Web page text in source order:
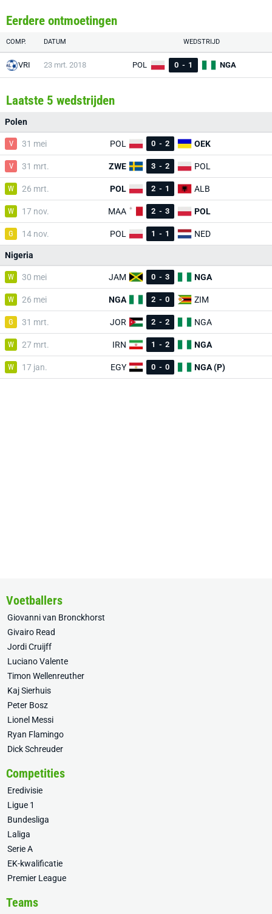
Eerdere ontmoetingen
COMP. DATUM WEDSTRIJD
VRI 23 mrt. 2018 POL 0 - 1 NGA
Laatste 5 wedstrijden
Polen
V 31 mei POL 0 - 2 OEK
V 31 mrt. ZWE 3 - 2 POL
W 26 mrt. POL 2 - 1 ALB
W 17 nov. MAA 2 - 3 POL
G 14 nov. POL 1 - 1 NED
Nigeria
W 30 mei JAM 0 - 3 NGA
W 26 mei NGA 2 - 0 ZIM
G 31 mrt. JOR 2 - 2 NGA
W 27 mrt. IRN 1 - 2 NGA
W 17 jan. EGY 0 - 0 NGA (P)
Voetballers
Giovanni van Bronckhorst
Givairo Read
Jordi Cruijff
Luciano Valente
Timon Wellenreuther
Kaj Sierhuis
Peter Bosz
Lionel Messi
Ryan Flamingo
Dick Schreuder
Competities
Eredivisie
Ligue 1
Bundesliga
Laliga
Serie A
EK-kwalificatie
Premier League
Teams